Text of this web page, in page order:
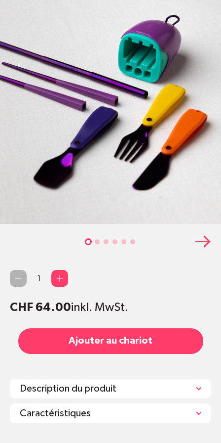
Quantité
CHF 64.00inkl. MwSt.
Ajouter au chariot
Description du produit
Caractéristiques